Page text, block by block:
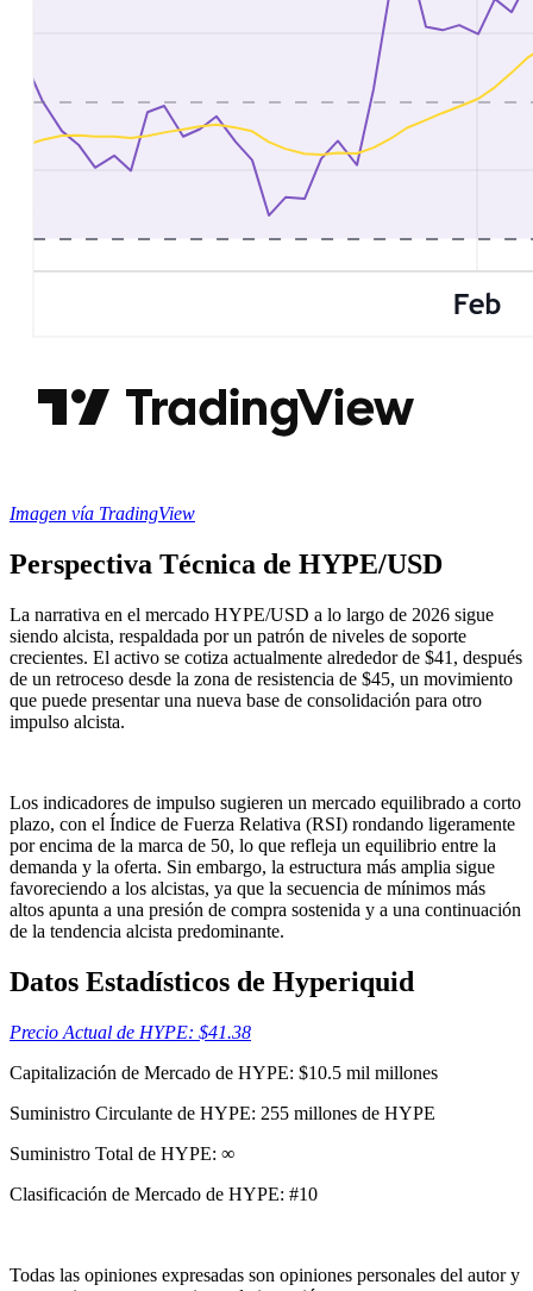
Imagen vía TradingView
Perspectiva Técnica de HYPE/USD
La narrativa en el mercado HYPE/USD a lo largo de 2026 sigue
siendo alcista, respaldada por un patrón de niveles de soporte
crecientes. El activo se cotiza actualmente alrededor de $41, después
de un retroceso desde la zona de resistencia de $45, un movimiento
que puede presentar una nueva base de consolidación para otro
impulso alcista.
Los indicadores de impulso sugieren un mercado equilibrado a corto
plazo, con el Índice de Fuerza Relativa (RSI) rondando ligeramente
por encima de la marca de 50, lo que refleja un equilibrio entre la
demanda y la oferta. Sin embargo, la estructura más amplia sigue
favoreciendo a los alcistas, ya que la secuencia de mínimos más
altos apunta a una presión de compra sostenida y a una continuación
de la tendencia alcista predominante.
Datos Estadísticos de Hyperiquid
Precio Actual de HYPE: $41.38
Capitalización de Mercado de HYPE: $10.5 mil millones
Suministro Circulante de HYPE: 255 millones de HYPE
Suministro Total de HYPE: ∞
Clasificación de Mercado de HYPE: #10
Todas las opiniones expresadas son opiniones personales del autor y